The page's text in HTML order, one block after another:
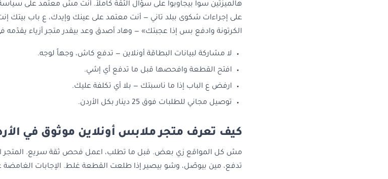
هالميزتين سوا بيجاوبوا على سؤال الثقة كاملاً. أنت مش معتمد على
على إجراءات شكوى ببلد تاني — أنت معتمد على عينك وإيدك، ع باب بيتك
الكرتونة وادفع بس إذا عجبتك» — وهاد أصدق وعد بيقدر متجر أزياء يقدّمه
لا مشاركة لبيانات البطاقة أونلاين — تدفع كاش، وجهاً لوجه.
افتح القطعة وافحصها قبل ما تدفع أي إشي.
ارفض ع الباب إذا ما ناسبتك — بلا أي تكلفة عليك.
توصيل مجاني للطلبات فوق 25 دينار بكل الأردن.
كيف تعرف متجر ملابس أونلاين موثوق في
مش كل المواقع زي بعض. قبل ما تطلب، اعمل فحص ثقة سريع. المتجر
تدفع، مين بيوصّل، وشو بيصير إذا طلعت القطعة غلط. الإجابات الغامضة